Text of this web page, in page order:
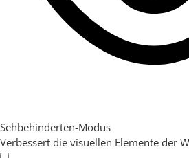
Sehbehinderten-Modus
Verbessert die visuellen Elemente der